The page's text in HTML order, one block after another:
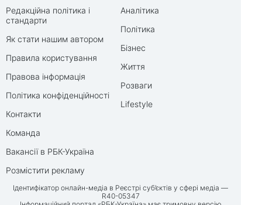
Редакційна політика і
стандарти
Як стати нашим автором
Правила користування
Правова інформація
Політика конфіденційності
Контакти
Команда
Вакансії в РБК-Україна
Розмістити рекламу
Аналітика
Політика
Бізнес
Життя
Розваги
Lifestyle
Ідентифікатор онлайн-медіа в Реєстрі суб’єктів у сфері медіа —
R40-05347